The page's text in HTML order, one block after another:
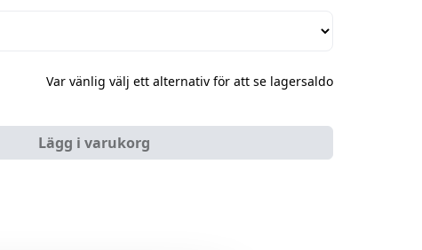
Var vänlig välj ett alternativ för att se lagersaldo
Lägg i varukorg